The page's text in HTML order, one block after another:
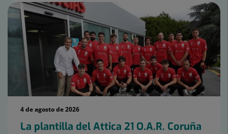
4 de agosto de 2026
La plantilla del Attica 21 O.A.R. Coruña